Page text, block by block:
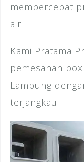
mempercepat
air.
Kami Pratama
pemesanan
Lampung
terjangkau .